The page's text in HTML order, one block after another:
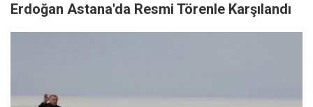
Erdoğan Astana'da Resmi Törenle Karşılandı